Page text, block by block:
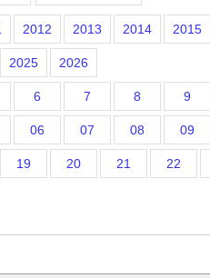
2012 2013 2014 2015
2025 2026
6 7 8 9
06 07 08 09
19 20 21 22